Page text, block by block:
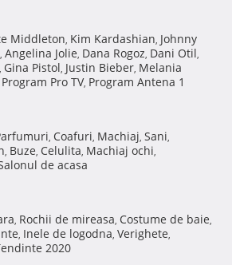
Middleton, Kim Kardashian, Johnny
, Angelina Jolie, Dana Rogoz, Dani Otil,
, Gina Pistol, Justin Bieber, Melania
Program Pro TV, Program Antena 1
, Coafuri, Machiaj, Sani,
, Buze, Celulita, Machiaj ochi,
de acasa
, Rochii de mireasa, Costume de baie,
, Inele de logodna, Verighete,
2020